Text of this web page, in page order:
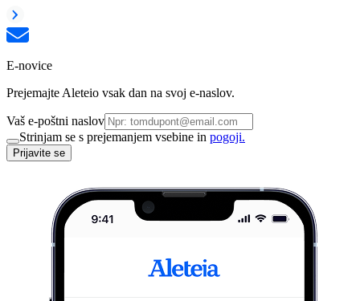
E-novice
Prejemajte Aleteio vsak dan na svoj e-naslov.
Vaš e-poštni naslov
Strinjam se s prejemanjem vsebine in pogoji.
Prijavite se